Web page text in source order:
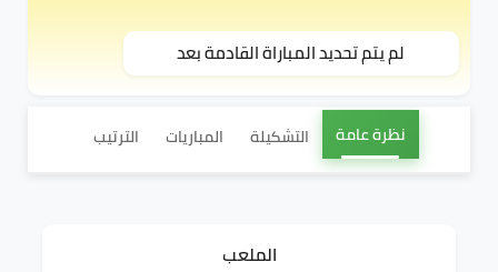
لم يتم تحديد المباراة القادمة بعد
نظرة عامة التشكيلة المباريات الترتيب
الملعب